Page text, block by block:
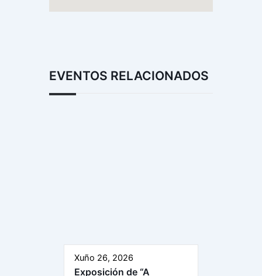
EVENTOS RELACIONADOS
Xuño 26, 2026
Exposición de “A